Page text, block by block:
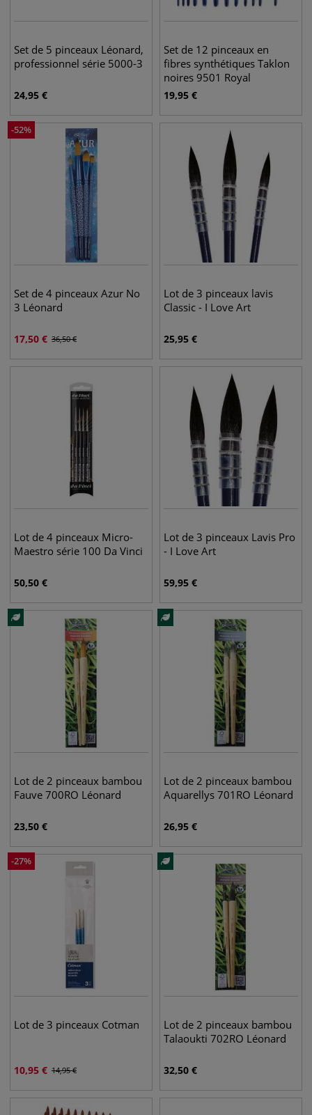
Set de 5 pinceaux Léonard,
professionnel série 5000-3
24,95 €
Set de 12 pinceaux en
fibres synthétiques Taklon
noires 9501 Royal
Langnickel
19,95 €
-52%
Set de 4 pinceaux Azur No
3 Léonard
17,50 € 36,50€
Lot de 3 pinceaux lavis
Classic - I Love Art
25,95 €
Lot de 4 pinceaux Micro-
Maestro série 100 Da Vinci
50,50 €
Lot de 3 pinceaux Lavis Pro
- I Love Art
59,95 €
Lot de 2 pinceaux bambou
Fauve 700RO Léonard
23,50 €
Lot de 2 pinceaux bambou
Aquarellys 701RO Léonard
26,95 €
-27%
Lot de 3 pinceaux Cotman
10,95 € 14,95€
Lot de 2 pinceaux bambou
Talaoukti 702RO Léonard
32,50 €